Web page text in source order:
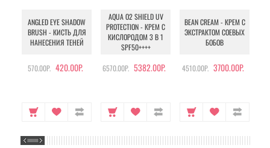
ANGLED EYE SHADOW
BRUSH - КИСТЬ ДЛЯ
НАНЕСЕНИЯ ТЕНЕЙ
570.00Р. 420.00Р.
AQUA O2 SHIELD UV
PROTECTION - КРЕМ С
КИСЛОРОДОМ 3 В 1
SPF50++++
6570.00Р. 5382.00Р.
BEAN CREAM - КРЕМ С
ЭКСТРАКТОМ СОЕВЫХ
БОБОВ
4510.00Р. 3700.00Р.